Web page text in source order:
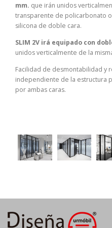
mm. que irán unidos
transparente de policarbonato
silicona de doble cara.
SLIM 2V irá equipado con
unidos verticalmente de la
Facilidad de desmontabilidad y
independiente de la estructura
por ambas caras.